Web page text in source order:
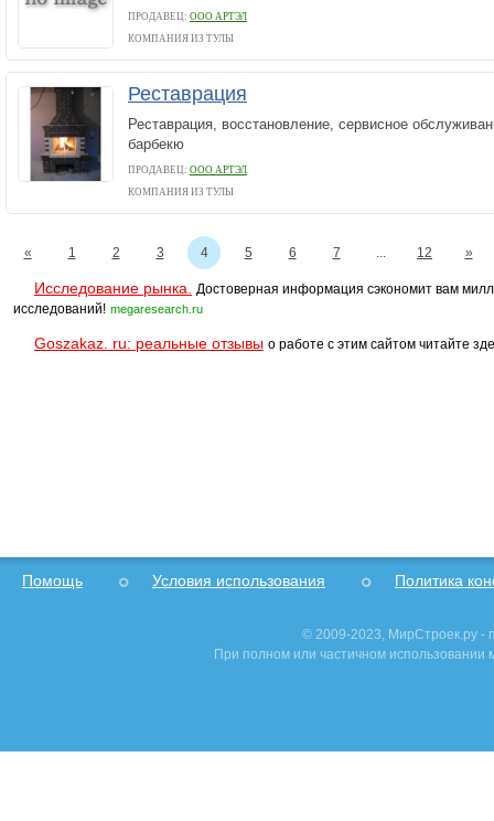
ПРОДАВЕЦ: ООО АРТЭЛ
КОМПАНИЯ ИЗ ТУЛЫ
Реставрация
Реставрация, восстановление, сервисное
барбекю
ПРОДАВЕЦ: ООО АРТЭЛ
КОМПАНИЯ ИЗ ТУЛЫ
« 1 2 3 4 5 6 7 ... 12 »
Исследование рынка.
Достоверная информация сэкономит вам
исследований! megaresearch.ru
Goszakaz. ru: реальные отзывы о работе с этим сайтом читайте
Помощь Условия использования Политика
© 2009-2023, МирСтроек.ру -
При полном или частичном использовании